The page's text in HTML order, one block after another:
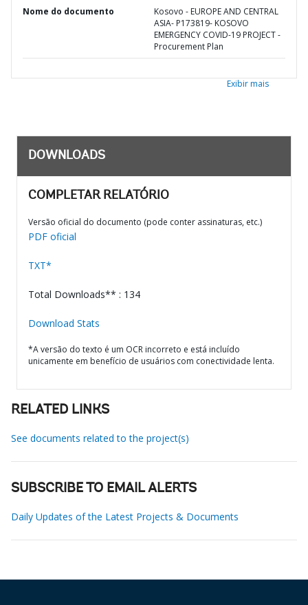
Nome do documento
Kosovo - EUROPE AND CENTRAL
ASIA- P173819- KOSOVO
EMERGENCY COVID-19 PROJECT -
Procurement Plan
Exibir mais
DOWNLOADS
COMPLETAR RELATÓRIO
Versão oficial do documento (pode conter assinaturas, etc.)
PDF oficial
TXT*
Total Downloads** : 134
Download Stats
*A versão do texto é um OCR incorreto e está incluído
unicamente em benefício de usuários com conectividade lenta.
RELATED LINKS
See documents related to the project(s)
SUBSCRIBE TO EMAIL ALERTS
Daily Updates of the Latest Projects & Documents